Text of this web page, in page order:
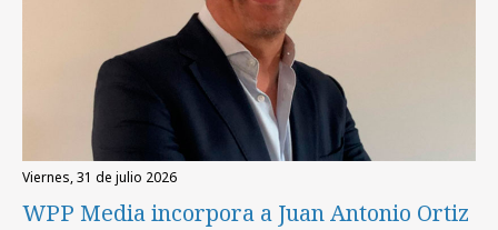
viernes, 31 de julio 2026
WPP Media incorpora a Juan Antonio Ortiz